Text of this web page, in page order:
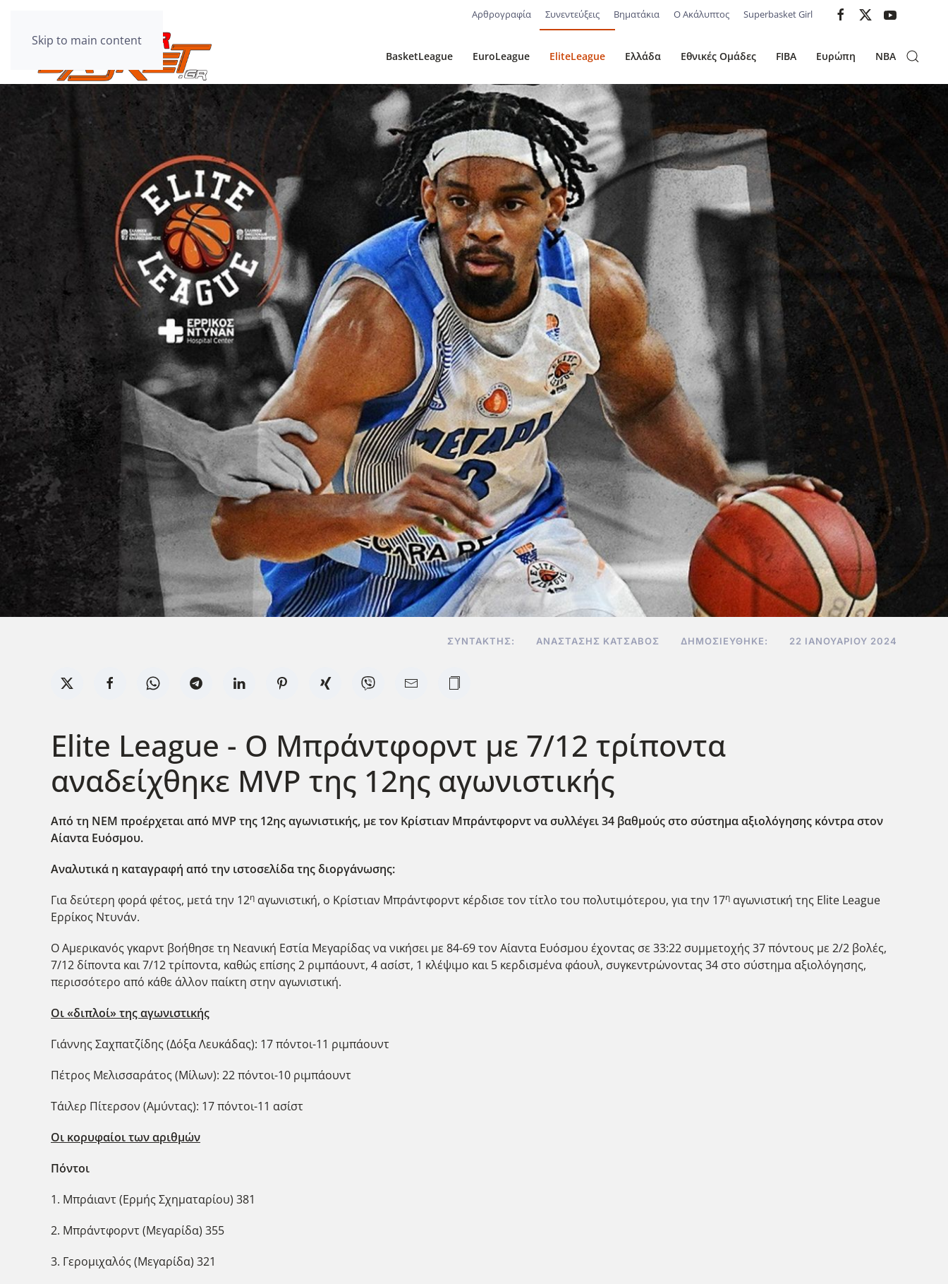
Skip to main content
Αρθρογραφία Συνεντεύξεις Βηματάκια Ο Ακάλυπτος Superbasket Girl
BasketLeague EuroLeague EliteLeague Ελλάδα Εθνικές Ομάδες FIBA Ευρώπη NBA
ΣΥΝΤΆΚΤΗΣ: ΑΝΑΣΤΆΣΗΣ ΚΑΤΣΑΒΌΣ ΔΗΜΟΣΙΕΎΘΗΚΕ: 22 ΙΑΝΟΥΑΡΊΟΥ 2024
Elite League - Ο Μπράντφορντ με 7/12 τρίποντα
αναδείχθηκε MVP της 12ης αγωνιστικής
Από τη ΝΕΜ προέρχεται από MVP της 12ης αγωνιστικής, με τον Κρίστιαν Μπράντφορντ να συλλέγει 34 βαθμούς στο σύστημα αξιολόγησης κόντρα στον
Αίαντα Ευόσμου.
Αναλυτικά η καταγραφή από την ιστοσελίδα της διοργάνωσης:
Για δεύτερη φορά φέτος, μετά την 12η αγωνιστική, ο Κρίστιαν Μπράντφορντ κέρδισε τον τίτλο του πολυτιμότερου, για την 17η αγωνιστική της Elite League
Ερρίκος Ντυνάν.
Ο Αμερικανός γκαρντ βοήθησε τη Νεανική Εστία Μεγαρίδας να νικήσει με 84-69 τον Αίαντα Ευόσμου έχοντας σε 33:22 συμμετοχής 37 πόντους με 2/2 βολές,
7/12 δίποντα και 7/12 τρίποντα, καθώς επίσης 2 ριμπάουντ, 4 ασίστ, 1 κλέψιμο και 5 κερδισμένα φάουλ, συγκεντρώνοντας 34 στο σύστημα αξιολόγησης,
περισσότερο από κάθε άλλον παίκτη στην αγωνιστική.
Οι «διπλοί» της αγωνιστικής
Γιάννης Σαχπατζίδης (Δόξα Λευκάδας): 17 πόντοι-11 ριμπάουντ
Πέτρος Μελισσαράτος (Μίλων): 22 πόντοι-10 ριμπάουντ
Τάιλερ Πίτερσον (Αμύντας): 17 πόντοι-11 ασίστ
Οι κορυφαίοι των αριθμών
Πόντοι
1. Μπράιαντ (Ερμής Σχηματαρίου) 381
2. Μπράντφορντ (Μεγαρίδα) 355
3. Γερομιχαλός (Μεγαρίδα) 321